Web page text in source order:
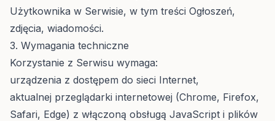
Użytkownika w Serwisie, w tym treści Ogłoszeń,
zdjęcia, wiadomości.
3. Wymagania techniczne
Korzystanie z Serwisu wymaga:
urządzenia z dostępem do sieci Internet,
aktualnej przeglądarki internetowej (Chrome, Firefox,
Safari, Edge) z włączoną obsługą JavaScript i plików